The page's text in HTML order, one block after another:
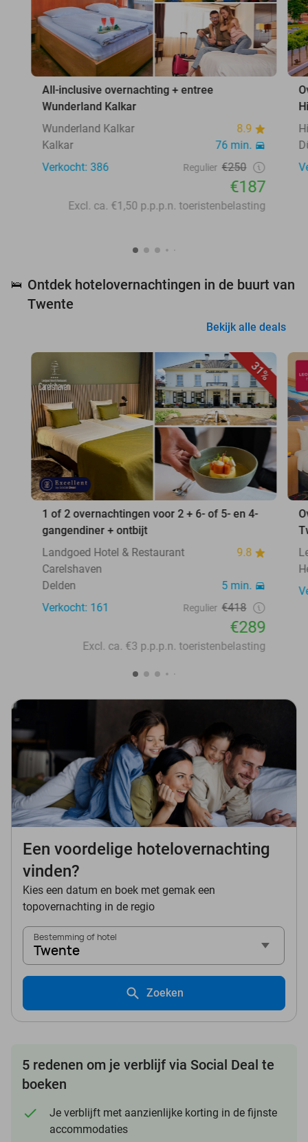
All-inclusive overnachting + entree
Wunderland Kalkar
Wunderland Kalkar
8.9
Kalkar
76 min.
Verkocht: 386
Regulier €250
€187
Excl. ca. €1,50 p.p.p.n. toeristenbelasting
🛌 Ontdek hotelovernachtingen in de buurt van
Twente
Bekijk alle deals
31%
1 of 2 overnachtingen voor 2 + 6- of 5- en 4-
gangendiner + ontbijt
Landgoed Hotel & Restaurant
Carelshaven
9.8
Delden
5 min.
Verkocht: 161
Regulier €418
€289
Excl. ca. €3 p.p.p.n. toeristenbelasting
Een voordelige hotelovernachting
vinden?
Kies een datum en boek met gemak een
topovernachting in de regio
Bestemming of hotel
Twente
Zoeken
5 redenen om je verblijf via Social Deal te
boeken
Je verblijft met aanzienlijke korting in de fijnste
accommodaties